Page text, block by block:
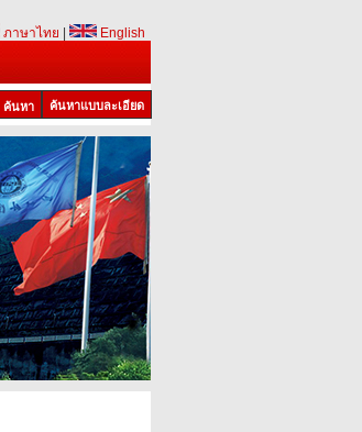
ภาษาไทย
English
ค้นหาแบบละเอียด